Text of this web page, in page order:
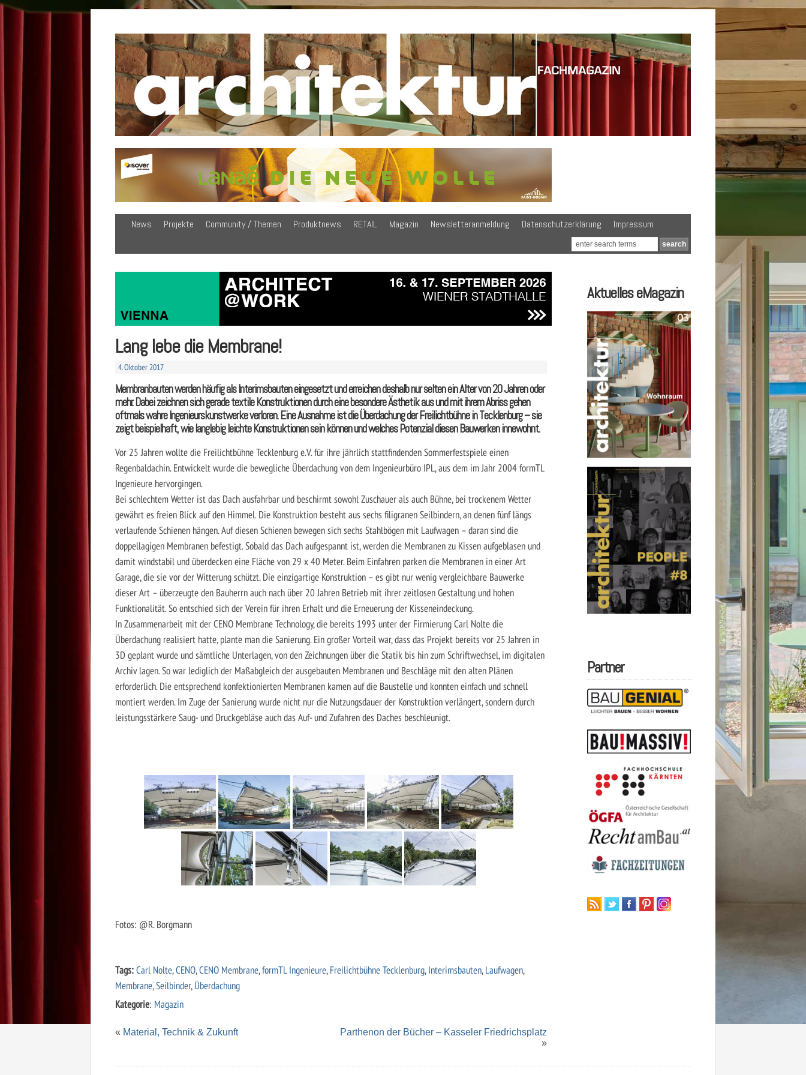
News Projekte Community / Themen Produktnews RETAIL Magazin Newsletteranmeldung Datenschutzerklärung Impressum
Lang lebe die Membrane!
4. Oktober 2017
Membranbauten werden häufig als Interimsbauten eingesetzt und erreichen deshalb nur selten ein Alter von 20 Jahren oder
mehr. Dabei zeichnen sich gerade textile Konstruktionen durch eine besondere Ästhetik aus und mit ihrem Abriss gehen
oftmals wahre Ingenieurskunstwerke verloren. Eine Ausnahme ist die Überdachung der Freilichtbühne in Tecklenburg – sie
zeigt beispielhaft, wie langlebig leichte Konstruktionen sein können und welches Potenzial diesen Bauwerken innewohnt.
Vor 25 Jahren wollte die Freilichtbühne Tecklenburg e.V. für ihre jährlich stattfindenden Sommerfestspiele einen
Regenbaldachin. Entwickelt wurde die bewegliche Überdachung von dem Ingenieurbüro IPL, aus dem im Jahr 2004 formTL
Ingenieure hervorgingen.
Bei schlechtem Wetter ist das Dach ausfahrbar und beschirmt sowohl Zuschauer als auch Bühne, bei trockenem Wetter
gewährt es freien Blick auf den Himmel. Die Konstruktion besteht aus sechs filigranen Seilbindern, an denen fünf längs
verlaufende Schienen hängen. Auf diesen Schienen bewegen sich sechs Stahlbögen mit Laufwagen – daran sind die
doppellagigen Membranen befestigt. Sobald das Dach aufgespannt ist, werden die Membranen zu Kissen aufgeblasen und
damit windstabil und überdecken eine Fläche von 29 x 40 Meter. Beim Einfahren parken die Membranen in einer Art
Garage, die sie vor der Witterung schützt. Die einzigartige Konstruktion – es gibt nur wenig vergleichbare Bauwerke
dieser Art – überzeugte den Bauherrn auch nach über 20 Jahren Betrieb mit ihrer zeitlosen Gestaltung und hohen
Funktionalität. So entschied sich der Verein für ihren Erhalt und die Erneuerung der Kisseneindeckung.
In Zusammenarbeit mit der CENO Membrane Technology, die bereits 1993 unter der Firmierung Carl Nolte die
Überdachung realisiert hatte, plante man die Sanierung. Ein großer Vorteil war, dass das Projekt bereits vor 25 Jahren in
3D geplant wurde und sämtliche Unterlagen, von den Zeichnungen über die Statik bis hin zum Schriftwechsel, im digitalen
Archiv lagen. So war lediglich der Maßabgleich der ausgebauten Membranen und Beschläge mit den alten Plänen
erforderlich. Die entsprechend konfektionierten Membranen kamen auf die Baustelle und konnten einfach und schnell
montiert werden. Im Zuge der Sanierung wurde nicht nur die Nutzungsdauer der Konstruktion verlängert, sondern durch
leistungsstärkere Saug- und Druckgebläse auch das Auf- und Zufahren des Daches beschleunigt.
Fotos: @R. Borgmann
Tags:Carl Nolte,CENO,CENO Membrane,formTL Ingenieure,Freilichtbühne Tecklenburg,Interimsbauten,Laufwagen,
Membrane,Seilbinder,Überdachung
Kategorie: Magazin
« Material, Technik & Zukunft
Parthenon der Bücher – Kasseler Friedrichsplatz
»
Aktuelles eMagazin
Partner